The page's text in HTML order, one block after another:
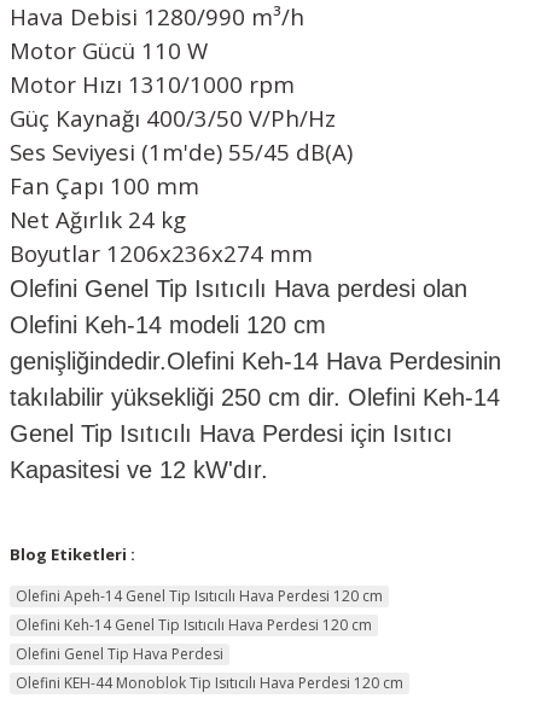
Hava Debisi 1280/990 m³/h
Motor Gücü 110 W
Motor Hızı 1310/1000 rpm
Güç Kaynağı 400/3/50 V/Ph/Hz
Ses Seviyesi (1m'de) 55/45 dB(A)
Fan Çapı 100 mm
Net Ağırlık 24 kg
Boyutlar 1206x236x274 mm
Olefini Genel Tip Isıtıcılı Hava perdesi olan
Olefini Keh-14 modeli 120 cm
genişliğindedir.Olefini Keh-14 Hava Perdesinin
takılabilir yüksekliği 250 cm dir. Olefini Keh-14
Genel Tip Isıtıcılı Hava Perdesi için Isıtıcı
Kapasitesi ve 12 kW'dır.
Blog Etiketleri :
Olefini Apeh-14 Genel Tip Isıtıcılı Hava Perdesi 120 cm
Olefini Keh-14 Genel Tip Isıtıcılı Hava Perdesi 120 cm
Olefini Genel Tip Hava Perdesi
Olefini KEH-44 Monoblok Tip Isıtıcılı Hava Perdesi 120 cm